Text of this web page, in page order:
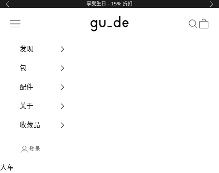
跳至内容
以前的 享受生日 - 15% 折扣 下
gu_de
导航菜单 搜索大车
发现
包
配件
关于
收藏品
登录
大车